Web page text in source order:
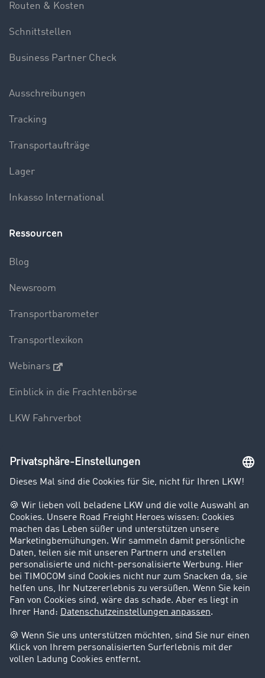
Routen & Kosten
Schnittstellen
Business Partner Check
Ausschreibungen
Tracking
Transportaufträge
Lager
Inkasso International
Ressourcen
Blog
Newsroom
Transportbarometer
Transportlexikon
Webinars
Einblick in die Frachtenbörse
LKW Fahrverbot
Unternehmen
Kunden werben Kunden
Success Stories
Karriere
Support
Kontakt
Rechtliches
Impressum